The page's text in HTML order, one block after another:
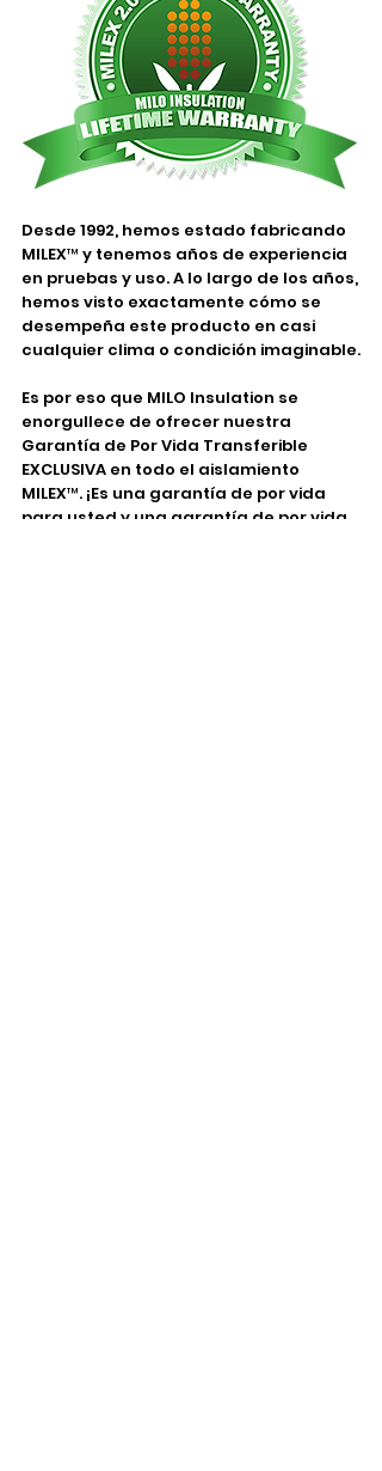
Desde 1992, hemos estado fabricando
MILEX™ y tenemos años de experiencia
en pruebas y uso. A lo largo de los años,
hemos visto exactamente cómo se
desempeña este producto en casi
cualquier clima o condición imaginable.
Es por eso que MILO Insulation se
enorgullece de ofrecer nuestra
Garantía de Por Vida Transferible
EXCLUSIVA en todo el aislamiento
MILEX™. ¡Es una garantía de por vida
para usted y una garantía de por vida